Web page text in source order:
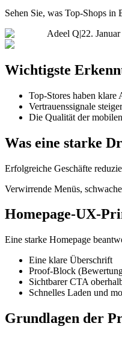
Sehen Sie, was Top-Shops in
Adeel Q|22.
Wichtigste
Top-Stores haben klare
Vertrauenssignale
Die Qualität der
Was eine starke
Erfolgreiche Geschäfte
Verwirrende Menüs,
Homepage-UX-
Eine starke Homepage
Eine klare Überschrift
Proof-Block
Sichtbarer CTA
Schnelles Laden und
Grundlagen der